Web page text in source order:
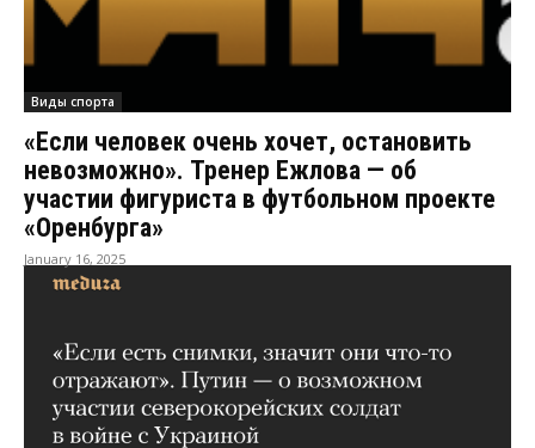
Виды спорта
«Если человек очень хочет, остановить
невозможно». Тренер Ежлова — об
участии фигуриста в футбольном проекте
«Оренбурга»
January 16, 2025